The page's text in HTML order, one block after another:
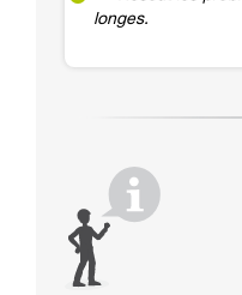
longes.